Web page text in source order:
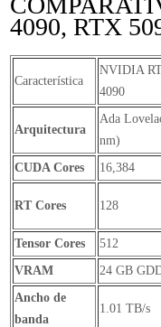
9070
4090, RTX
Característica
NVIDIA
4090
Arquitectura
Ada
nm)
CUDA Cores 16,384
RT Cores 128
Tensor Cores
512
VRAM
24 GB
Ancho de
banda
1.01 TB/s